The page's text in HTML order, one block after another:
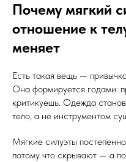
Почему мягкий
отношение к
меняет
Есть такая вещь —
Она формируется годами:
критикуешь. Одежда
тело, а не инструментом
Мягкие силуэты
потому что скрывают — а